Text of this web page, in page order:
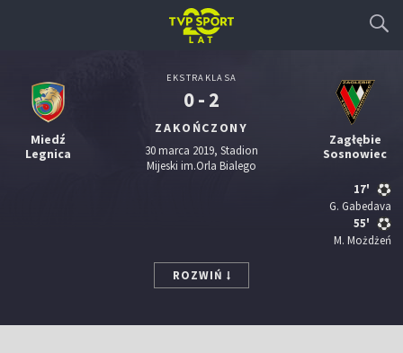
Miedź
Legnica
EKSTRAKLASA
0 - 2
ZAKOŃCZONY
30 marca 2019, Stadion
Mijeski im.Orla Bialego
Zagłębie
Sosnowiec
17'
G. Gabedava
55'
M. Możdżeń
ROZWIŃ